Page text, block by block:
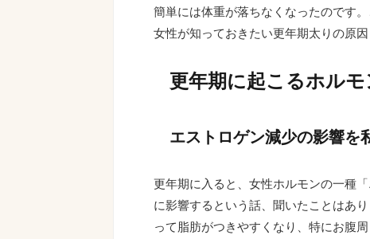
簡単には体重が落ちなくなったのです
女性が知っておきたい更年期太りの原因
更年期に起こるホル
エストロゲン減少の影響を
更年期に入ると、女性ホルモンの一種
に影響するという話、聞いたことはあ
って脂肪がつきやすくなり、特にお腹